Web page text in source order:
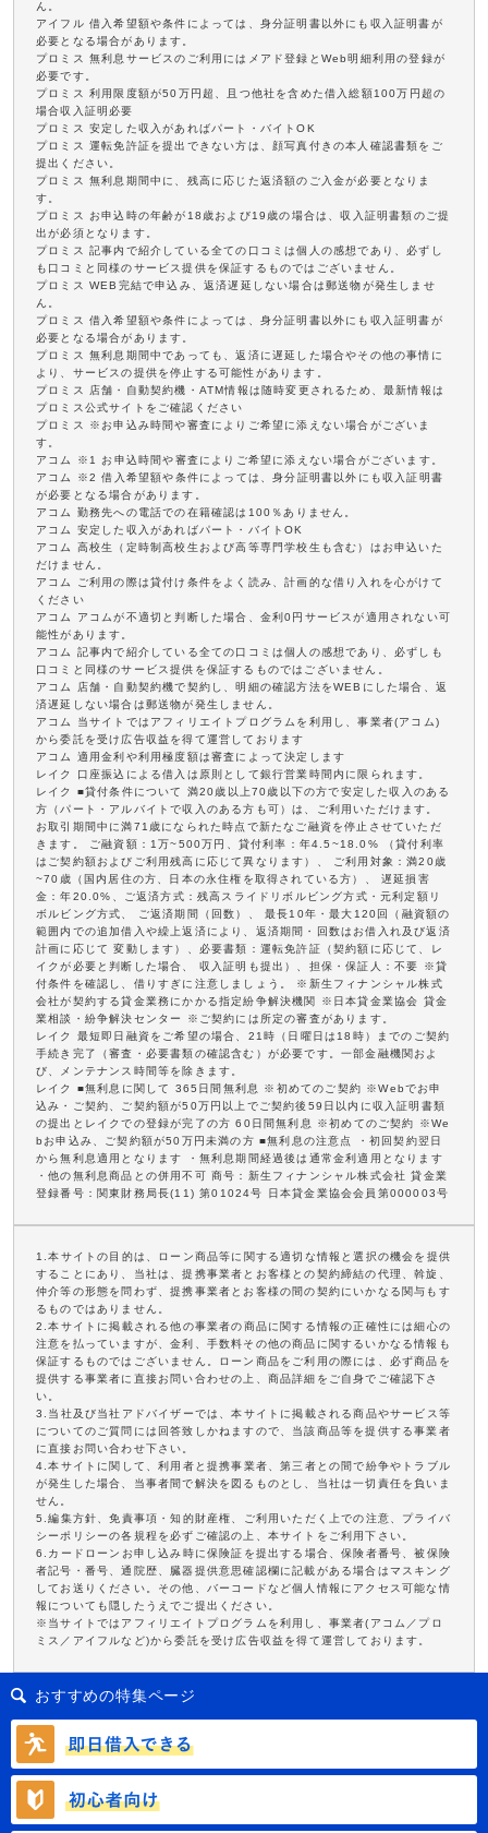
ん。
アイフル 借入希望額や条件によっては、身分証明書以外にも収入証明書が
必要となる場合があります。
プロミス 無利息サービスのご利用にはメアド登録とWeb明細利用の登録が
必要です。
プロミス 利用限度額が50万円超、且つ他社を含めた借入総額100万円超の
場合収入証明必要
プロミス 安定した収入があればパート・バイトOK
プロミス 運転免許証を提出できない方は、顔写真付きの本人確認書類をご
提出ください。
プロミス 無利息期間中に、残高に応じた返済額のご入金が必要となりま
す。
プロミス お申込時の年齢が18歳および19歳の場合は、収入証明書類のご提
出が必須となります。
プロミス 記事内で紹介している全ての口コミは個人の感想であり、必ずし
も口コミと同様のサービス提供を保証するものではございません。
プロミス WEB完結で申込み、返済遅延しない場合は郵送物が発生しませ
ん。
プロミス 借入希望額や条件によっては、身分証明書以外にも収入証明書が
必要となる場合があります。
プロミス 無利息期間中であっても、返済に遅延した場合やその他の事情に
より、サービスの提供を停止する可能性があります。
プロミス 店舗・自動契約機・ATM情報は随時変更されるため、最新情報は
プロミス公式サイトをご確認ください
プロミス ※お申込み時間や審査によりご希望に添えない場合がございま
す。
アコム ※1 お申込時間や審査によりご希望に添えない場合がございます。
アコム ※2 借入希望額や条件によっては、身分証明書以外にも収入証明書
が必要となる場合があります。
アコム 勤務先への電話での在籍確認は100％ありません。
アコム 安定した収入があればパート・バイトOK
アコム 高校生（定時制高校生および高等専門学校生も含む）はお申込いた
だけません。
アコム ご利用の際は貸付け条件をよく読み、計画的な借り入れを心がけて
ください
アコム アコムが不適切と判断した場合、金利0円サービスが適用されない可
能性があります。
アコム 記事内で紹介している全ての口コミは個人の感想であり、必ずしも
口コミと同様のサービス提供を保証するものではございません。
アコム 店舗・自動契約機で契約し、明細の確認方法をWEBにした場合、返
済遅延しない場合は郵送物が発生しません。
アコム 当サイトではアフィリエイトプログラムを利用し、事業者(アコム)
から委託を受け広告収益を得て運営しております
アコム 適用金利や利用極度額は審査によって決定します
レイク 口座振込による借入は原則として銀行営業時間内に限られます。
レイク ■貸付条件について 満20歳以上70歳以下の方で安定した収入のある
方（パート・アルバイトで収入のある方も可）は、ご利用いただけます。
お取引期間中に満71歳になられた時点で新たなご融資を停止させていただ
きます。 ご融資額：1万~500万円、貸付利率：年4.5~18.0% （貸付利率
はご契約額およびご利用残高に応じて異なります）、 ご利用対象：満20歳
~70歳（国内居住の方、日本の永住権を取得されている方）、 遅延損害
金：年20.0%、ご返済方式：残高スライドリボルビング方式・元利定額リ
ボルビング方式、 ご返済期間（回数）、 最長10年・最大120回（融資額の
範囲内での追加借入や繰上返済により、返済期間・回数はお借入れ及び返済
計画に応じて 変動します）、必要書類：運転免許証（契約額に応じて、レ
イクが必要と判断した場合、 収入証明も提出）、担保・保証人：不要 ※貸
付条件を確認し、借りすぎに注意しましょう。 ※新生フィナンシャル株式
会社が契約する貸金業務にかかる指定紛争解決機関 ※日本貸金業協会 貸金
業相談・紛争解決センター ※ご契約には所定の審査があります。
レイク 最短即日融資をご希望の場合、21時（日曜日は18時）までのご契約
手続き完了（審査・必要書類の確認含む）が必要です。一部金融機関およ
び、メンテナンス時間等を除きます。
レイク ■無利息に関して 365日間無利息 ※初めてのご契約 ※Webでお申
込み・ご契約、ご契約額が50万円以上でご契約後59日以内に収入証明書類
の提出とレイクでの登録が完了の方 60日間無利息 ※初めてのご契約 ※We
bお申込み、ご契約額が50万円未満の方 ■無利息の注意点 ・初回契約翌日
から無利息適用となります ・無利息期間経過後は通常金利適用となります
・他の無利息商品との併用不可 商号：新生フィナンシャル株式会社 貸金業
登録番号：関東財務局長(11) 第01024号 日本貸金業協会会員第000003号
1.本サイトの目的は、ローン商品等に関する適切な情報と選択の機会を提供
することにあり、当社は、提携事業者とお客様との契約締結の代理、斡旋、
仲介等の形態を問わず、提携事業者とお客様の間の契約にいかなる関与もす
るものではありません。
2.本サイトに掲載される他の事業者の商品に関する情報の正確性には細心の
注意を払っていますが、金利、手数料その他の商品に関するいかなる情報も
保証するものではございません。ローン商品をご利用の際には、必ず商品を
提供する事業者に直接お問い合わせの上、商品詳細をご自身でご確認下さ
い。
3.当社及び当社アドバイザーでは、本サイトに掲載される商品やサービス等
についてのご質問には回答致しかねますので、当該商品等を提供する事業者
に直接お問い合わせ下さい。
4.本サイトに関して、利用者と提携事業者、第三者との間で紛争やトラブル
が発生した場合、当事者間で解決を図るものとし、当社は一切責任を負いま
せん。
5.編集方針、免責事項・知的財産権、ご利用いただく上での注意、プライバ
シーポリシーの各規程を必ずご確認の上、本サイトをご利用下さい。
6.カードローンお申し込み時に保険証を提出する場合、保険者番号、被保険
者記号・番号、通院歴、臓器提供意思確認欄に記載がある場合はマスキング
してお送りください。その他、バーコードなど個人情報にアクセス可能な情
報についても隠したうえでご提出ください。
※当サイトではアフィリエイトプログラムを利用し、事業者(アコム／プロ
ミス／アイフルなど)から委託を受け広告収益を得て運営しております。
おすすめの特集ページ